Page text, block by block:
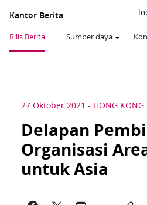
Kantor Berita
Rilis Berita Sumber daya
27 Oktober 2021 - HONG KONG
Delapan
Organisasi
untuk Asia